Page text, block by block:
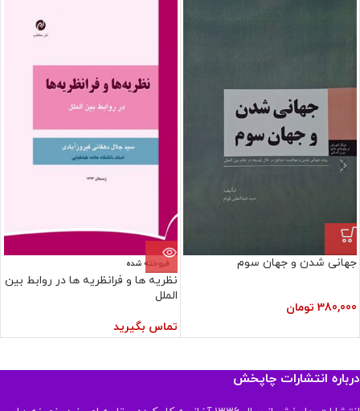
جهانی شدن و جهان سوم
380,000 تومان
فروخته شده
نظریه ها و فرانظریه ها در روابط بین
الملل
تماس بگیرید
درباره انتشارات چاپخش